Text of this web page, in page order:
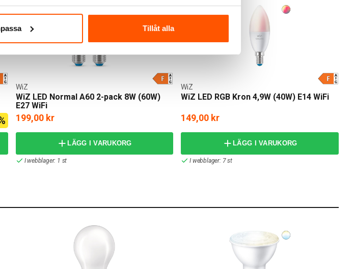
Tillåt alla
WiZ LED Normal A60 2-pack 8W (60W)
E27 WiFi
WiZ
199,00 kr
LÄGG I VARUKORG
I webblager: 1 st
WiZ LED RGB Kron 4,9W (40W) E14 WiFi
WiZ
149,00 kr
LÄGG I VARUKORG
I webblager: 7 st